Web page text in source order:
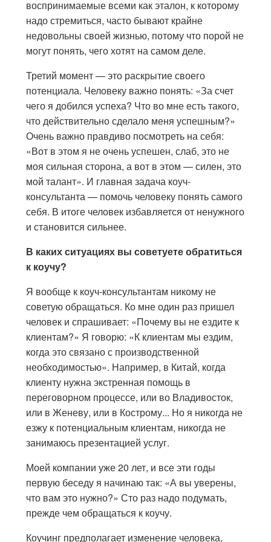
воспринимаемые всеми как эталон, к которому
надо стремиться, часто бывают крайне
недовольны своей жизнью, потому что порой не
могут понять, чего хотят на самом деле.
Третий момент — это раскрытие своего
потенциала. Человеку важно понять: «За счет
чего я добился успеха? Что во мне есть такого,
что действительно сделало меня успешным?»
Очень важно правдиво посмотреть на себя:
«Вот в этом я не очень успешен, слаб, это не
моя сильная сторона, а вот в этом — силен, это
мой талант». И главная задача коуч-
консультанта — помочь человеку понять самого
себя. В итоге человек избавляется от ненужного
и становится сильнее.
В каких ситуациях вы советуете обратиться
к коучу?
Я вообще к коуч-консультантам никому не
советую обращаться. Ко мне один раз пришел
человек и спрашивает: «Почему вы не ездите к
клиентам?» Я говорю: «К клиентам мы ездим,
когда это связано с производственной
необходимостью». Например, в Китай, когда
клиенту нужна экстренная помощь в
переговорном процессе, или во Владивосток,
или в Женеву, или в Кострому... Но я никогда не
езжу к потенциальным клиентам, никогда не
занимаюсь презентацией услуг.
Моей компании уже 20 лет, и все эти годы
первую беседу я начинаю так: «А вы уверены,
что вам это нужно?» Сто раз надо подумать,
прежде чем обращаться к коучу.
Коучинг предполагает изменение человека,